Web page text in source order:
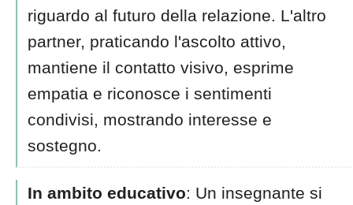
riguardo al futuro della relazione. L'altro
partner, praticando l'ascolto attivo,
mantiene il contatto visivo, esprime
empatia e riconosce i sentimenti
condivisi, mostrando interesse e
sostegno.
In ambito educativo: Un insegnante si